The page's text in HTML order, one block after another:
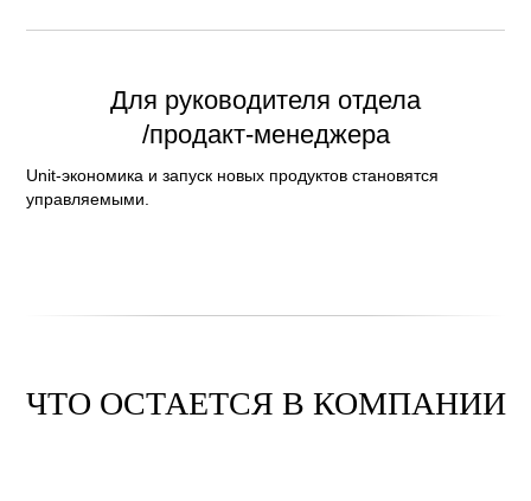
Для руководителя отдела
/продакт-менеджера
Unit-экономика и запуск новых продуктов становятся
управляемыми.
ЧТО ОСТАЕТСЯ В КОМПАНИИ